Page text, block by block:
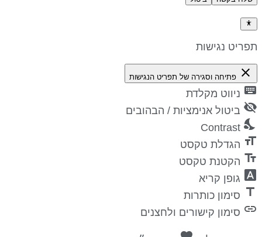
נגישות
close פתיחה וסגירה של תפריט הנגישות
ניווט מקלדת
ביטול אנימציות / הבהובים
Contrast
הגדלת טקסט
הקטנת טקסט
גופן קריא
סימון כותרות
סימון קישורים ולחצנים